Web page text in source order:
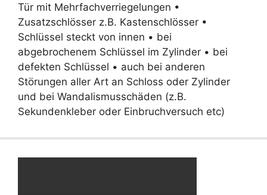
Tür mit Mehrfachverriegelungen •
Zusatzschlösser z.B. Kastenschlösser •
Schlüssel steckt von innen • bei
abgebrochenem Schlüssel im Zylinder • bei
defekten Schlüssel • auch bei anderen
Störungen aller Art an Schloss oder Zylinder
und bei Wandalismusschäden (z.B.
Sekundenkleber oder Einbruchversuch etc)